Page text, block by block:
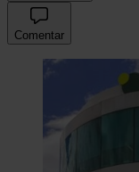
Comentar